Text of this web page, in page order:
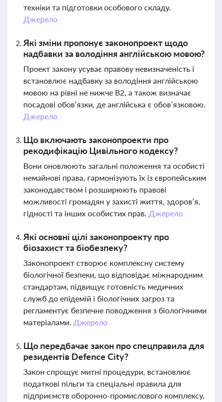
техніки та підготовки особового складу.
Джерело
Які зміни пропонує законопроект щодо
надбавки за володіння англійською мовою?
Проект закону усуває правову невизначеність і
встановлює надбавку за володіння англійською
мовою на рівні не нижче B2, а також визначає
посадові обов’язки, де англійська є обов’язковою.
Джерело
Що включають законопроекти про
рекодифікацію Цивільного кодексу?
Вони оновлюють загальні положення та особисті
немайнові права, гармонізують їх із європейським
законодавством і розширюють правові
можливості громадян у захисті життя, здоров’я,
гідності та інших особистих прав. Джерело
Які основні цілі законопроекту про
біозахист та біобезпеку?
Законопроект створює комплексну систему
біологічної безпеки, що відповідає міжнародним
стандартам, підвищує готовність медичних
служб до епідемій і біологічних загроз та
регламентує безпечне поводження з біологічними
матеріалами. Джерело
Що передбачає закон про спецправила для
резидентів Defence City?
Закон спрощує митні процедури, встановлює
податкові пільги та спеціальні правила для
підприємств оборонно-промислового комплексу,